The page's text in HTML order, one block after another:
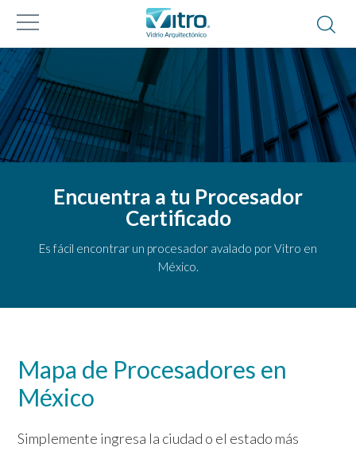
Encuentra a tu Procesador
Certificado
Es fácil encontrar un procesador avalado por Vitro en
México.
Mapa de Procesadores en
México
Simplemente ingresa la ciudad o el estado más